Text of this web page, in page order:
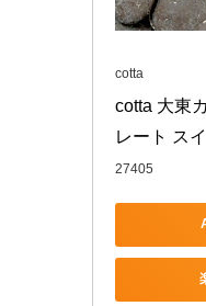
cotta
cotta 大東
レート ス
27405